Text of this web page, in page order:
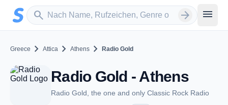
Zum Hauptinhalt springen
search
Sender suchen arrow_forward menu
Greece chevron_right Attica chevron_right Athens chevron_right Radio Gold
Radio Gold - Athens
Radio Gold, the one and only Classic Rock Radio